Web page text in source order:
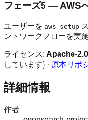
フェーズ5 — AWS
ユーザーを aws-setup
ントワークフローを実
ライセンス: Apache-2.0
しています) · 原本リポ
詳細情報
作者